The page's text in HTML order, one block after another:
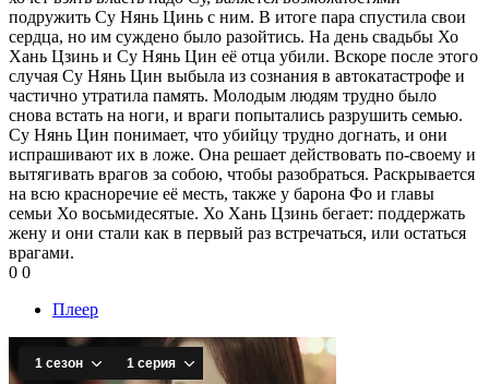
подружить Су Нянь Цинь с ним. В итоге пара спустила свои
сердца, но им суждено было разойтись. На день свадьбы Хо
Хань Цзинь и Су Нянь Цин её отца убили. Вскоре после этого
случая Су Нянь Цин выбыла из сознания в автокатастрофе и
частично утратила память. Молодым людям трудно было
снова встать на ноги, и враги попытались разрушить семью.
Су Нянь Цин понимает, что убийцу трудно догнать, и они
испрашивают их в ложе. Она решает действовать по-своему и
вытягивать врагов за собою, чтобы разобраться. Раскрывается
на всю красноречие её месть, также у барона Фо и главы
семьи Хо восьмидесятые. Хо Хань Цзинь бегает: поддержать
жену и они стали как в первый раз встречаться, или остаться
врагами.
0 0
Плеер